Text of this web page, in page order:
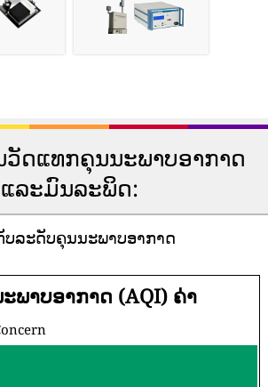
ດແທກຄຸນນະພາບອາກາດ
ແລະມົນລະພິດ:
ບລະດັບຄຸນນະພາບອາກາດ
ພາບອາກາດ (AQI) ຄ່າ